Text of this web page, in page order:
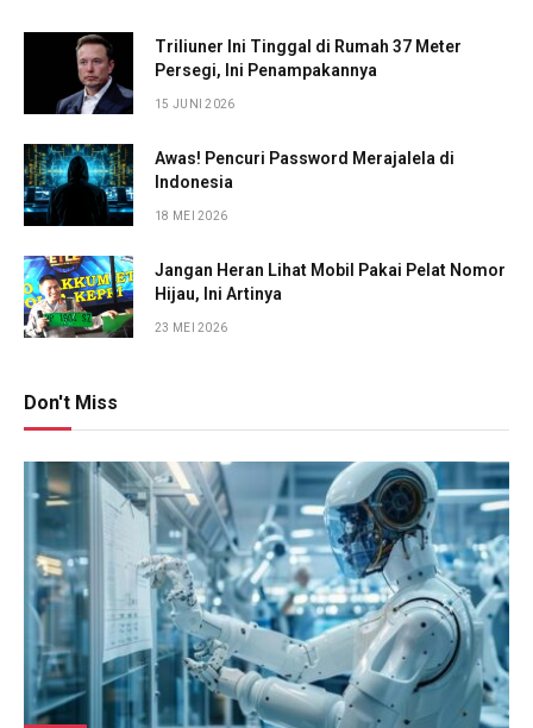
Triliuner Ini Tinggal di Rumah 37 Meter
Persegi, Ini Penampakannya
15 JUNI 2026
Awas! Pencuri Password Merajalela di
Indonesia
18 MEI 2026
Jangan Heran Lihat Mobil Pakai Pelat Nomor
Hijau, Ini Artinya
23 MEI 2026
Don't Miss